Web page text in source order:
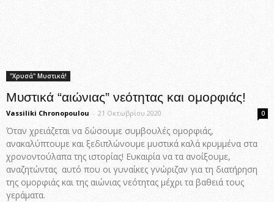
"Χρυσά" Μυστικά!
Μυστικά “αιώνιας” νεότητας και ομορφιάς!
Vassiliki Chronopoulou - 21 Οκτωβρίου 2020 0
Όταν χρειάζεται να δώσουμε συμβουλές ομορφιάς,
ανακαλύπτουμε και ξεδιπλώνουμε μυστικά καλά κρυμμένα στα
χρονοντούλαπα της ιστορίας! Ευκαιρία να τα ανοίξουμε,
αναζητώντας αυτό που οι γυναίκες γνώριζαν για τη διατήρηση
της ομορφιάς και της αιώνιας νεότητας μέχρι τα βαθειά τους
γεράματα.